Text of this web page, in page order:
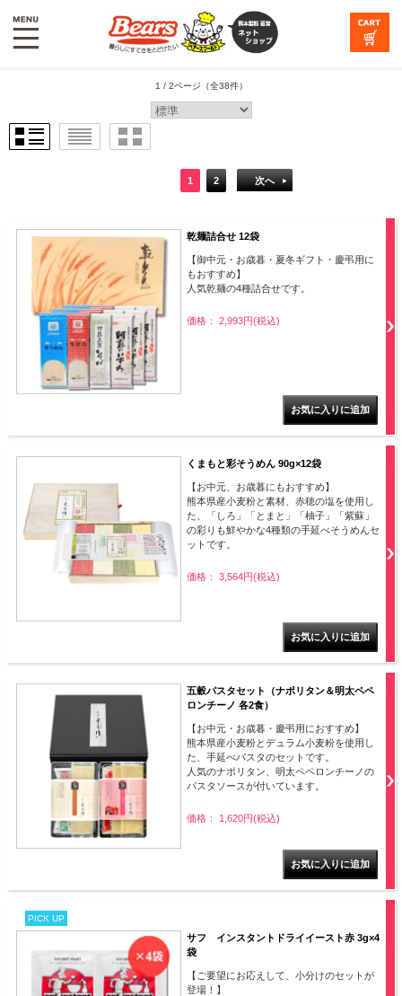
1 / 2ページ （全38件）
1 2 次へ
乾麺詰合せ 12袋
【御中元・お歳暮・夏冬ギフト・慶弔用に
もおすすめ】
人気乾麺の4種詰合せです。
価格： 2,993円(税込)
くまもと彩そうめん 90g×12袋
【お中元、お歳暮にもおすすめ】
熊本県産小麦粉と素材、赤穂の塩を使用し
た、「しろ」「とまと」「柚子」「紫蘇」
の彩りも鮮やかな4種類の手延べそうめんセ
ットです。
価格： 3,564円(税込)
五穀パスタセット（ナポリタン＆明太ペペ
ロンチーノ 各2食）
【お中元・お歳暮・慶弔用におすすめ】
熊本県産小麦粉とデュラム小麦粉を使用し
た、手延べパスタのセットです。
人気のナポリタン、明太ペペロンチーノの
パスタソースが付いています。
価格： 1,620円(税込)
PICK UP
サフ インスタントドライイースト赤 3g×4
袋
【ご要望にお応えして、小分けのセットが
登場！】